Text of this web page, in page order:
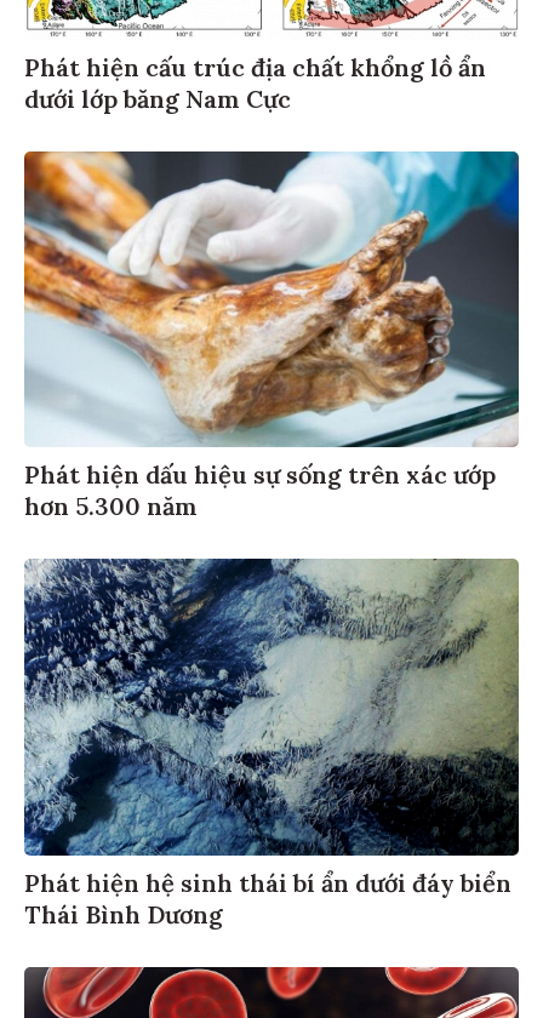
Phát hiện cấu trúc địa chất khổng lồ ẩn
dưới lớp băng Nam Cực
Phát hiện dấu hiệu sự sống trên xác ướp
hơn 5.300 năm
Phát hiện hệ sinh thái bí ẩn dưới đáy biển
Thái Bình Dương